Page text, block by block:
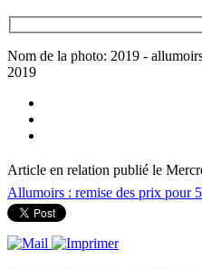
Nom de la photo: 2019 -
2019
Article en relation publié le
Allumoirs : remise des prix pour